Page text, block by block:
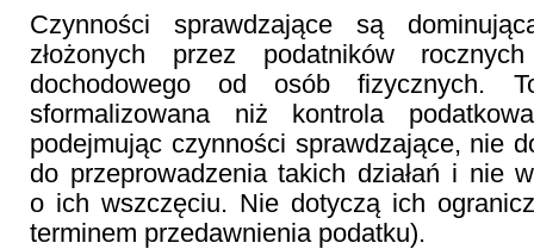
Czynności sprawdzające są
złożonych przez podatników
dochodowego od osób fizycznych.
sformalizowana niż kontrola
podejmując czynności sprawdzające, nie
do przeprowadzenia takich działań i nie
o ich wszczęciu. Nie dotyczą ich
terminem przedawnienia podatku).